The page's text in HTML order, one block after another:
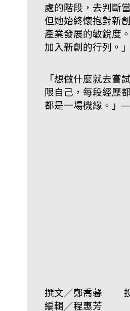
處的階段，去判斷
但她始終懷抱對新
產業發展的敏銳度
加入新創的行列。
「想做什麼就去嘗
限自己，每段經歷
都是一場機緣。」
撰文／鄭喬馨 投
編輯／程惠芳